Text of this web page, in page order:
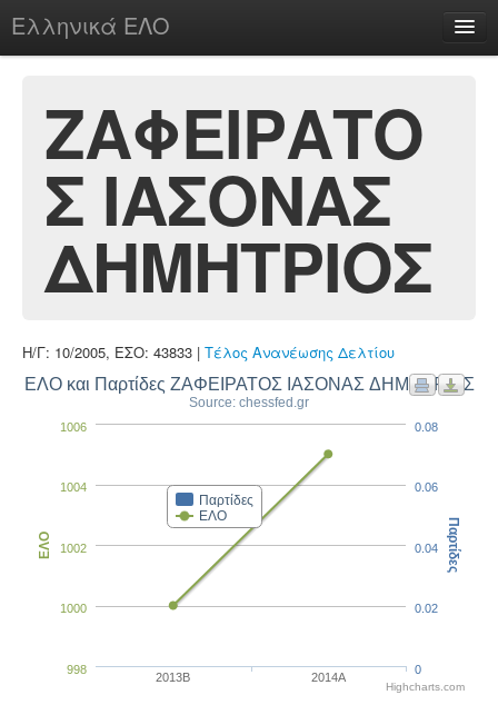
Ελληνικά ΕΛΟ
chesstu.be @ discord
Login
ΖΑΦΕΙΡΑΤΟ
Σ ΙΑΣΟΝΑΣ
ΔΗΜΗΤΡΙΟΣ
Η/Γ: 10/2005, ΕΣΟ: 43833 | Τέλος Ανανέωσης Δελτίου
ΕΛΟ και Παρτίδες ΖΑΦΕΙΡΑΤΟΣ ΙΑΣΟΝΑΣ ΔΗΜΗΤΡΙΟΣ
Source: chessfed.gr
Παρτίδες
ΕΛΟ
2013B 2014A
1000
1002
1004
1006
998
ΕΛΟ
0
0.02
0.04
0.06
0.08
Παρτίδες
Highcharts.com